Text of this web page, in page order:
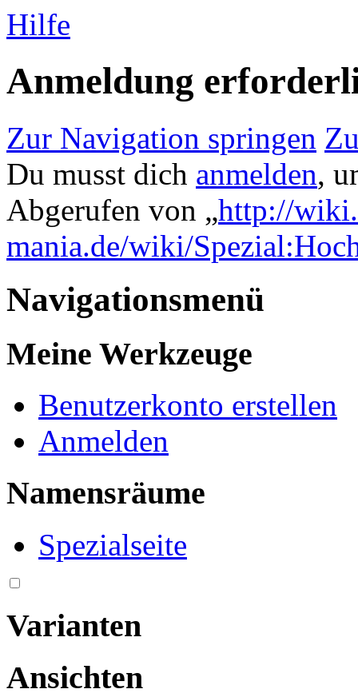
Hilfe
Anmeldung
Zur Navigation springen
Du musst dich anmelden,
Abgerufen von „http://
mania.de/wiki/
Navigationsmenü
Meine Werkzeuge
Benutzerkonto erstellen
Anmelden
Namensräume
Spezialseite
Varianten
Ansichten